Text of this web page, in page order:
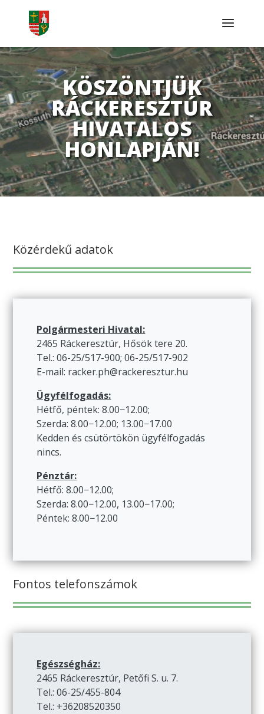
KÖSZÖNTJÜK
RÁCKERESZTÚR
HIVATALOS
HONLAPJÁN!
Közérdekű adatok
Polgármesteri Hivatal:
2465 Ráckeresztúr, Hősök tere 20.
Tel.: 06-25/517-900; 06-25/517-902
E-mail: racker.ph@rackeresztur.hu
Ügyfélfogadás:
Hétfő, péntek: 8.00−12.00;
Szerda: 8.00−12.00; 13.00−17.00
Kedden és csütörtökön ügyfélfogadás
nincs.
Pénztár:
Hétfő: 8.00−12.00;
Szerda: 8.00−12.00, 13.00−17.00;
Péntek: 8.00−12.00
Fontos telefonszámok
Egészségház:
2465 Ráckeresztúr, Petőfi S. u. 7.
Tel.: 06-25/455-804
Tel.: +36208520350